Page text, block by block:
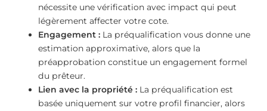
nécessite une vérification avec impact qui peut
légèrement affecter votre cote.
Engagement : La préqualification vous donne une
estimation approximative, alors que la
préapprobation constitue un engagement formel
du prêteur.
Lien avec la propriété : La préqualification est
basée uniquement sur votre profil financier, alors